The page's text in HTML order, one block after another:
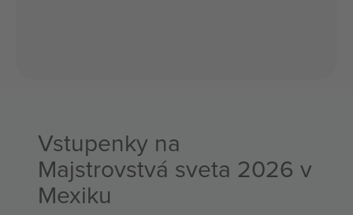
Vstupenky na
Majstrovstvá sveta 2026 v
Mexiku